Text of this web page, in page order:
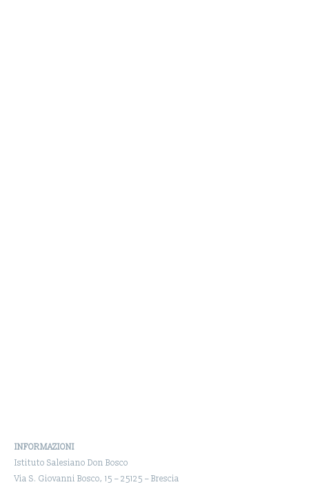
INFORMAZIONI
Istituto Salesiano Don Bosco
Via S. Giovanni Bosco, 15 – 25125 – Brescia